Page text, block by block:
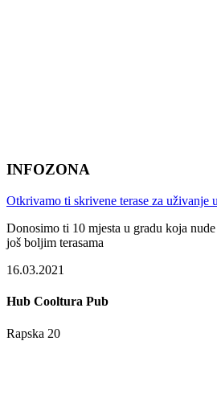
INFOZONA
Otkrivamo ti skrivene terase za uživanje
Donosimo ti 10 mjesta u gradu koja
još boljim terasama
16.03.2021
Hub Cooltura Pub
Rapska 20